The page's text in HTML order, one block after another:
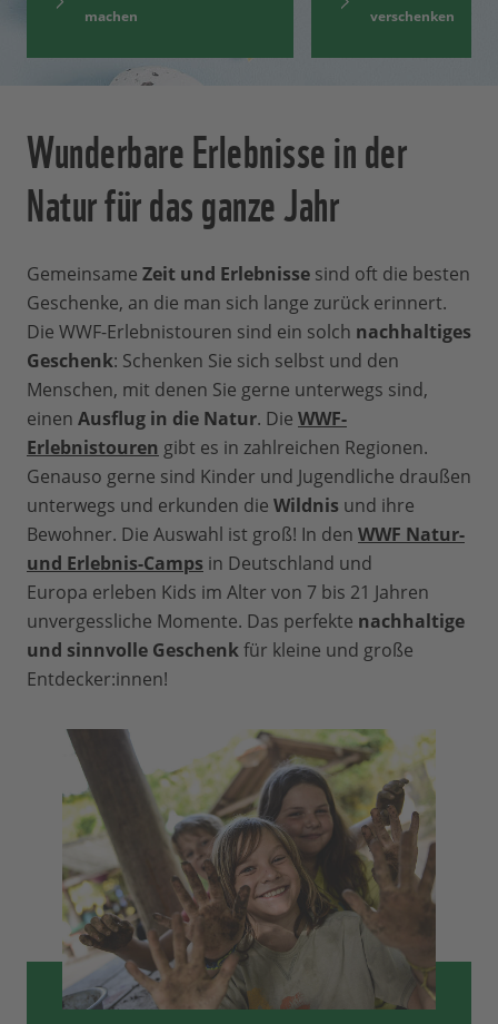
machen verschenken
Wunderbare Erlebnisse in der
Natur für das ganze Jahr
Gemeinsame Zeit und Erlebnisse sind oft die besten
Geschenke, an die man sich lange zurück erinnert.
Die WWF-Erlebnistouren sind ein solch nachhaltiges
Geschenk: Schenken Sie sich selbst und den
Menschen, mit denen Sie gerne unterwegs sind,
einen Ausflug in die Natur. Die WWF-
Erlebnistouren gibt es in zahlreichen Regionen.
Genauso gerne sind Kinder und Jugendliche draußen
unterwegs und erkunden die Wildnis und ihre
Bewohner. Die Auswahl ist groß! In den WWF Natur-
und Erlebnis-Camps in Deutschland und
Europa erleben Kids im Alter von 7 bis 21 Jahren
unvergessliche Momente. Das perfekte nachhaltige
und sinnvolle Geschenkfür kleine und große
Entdecker:innen!